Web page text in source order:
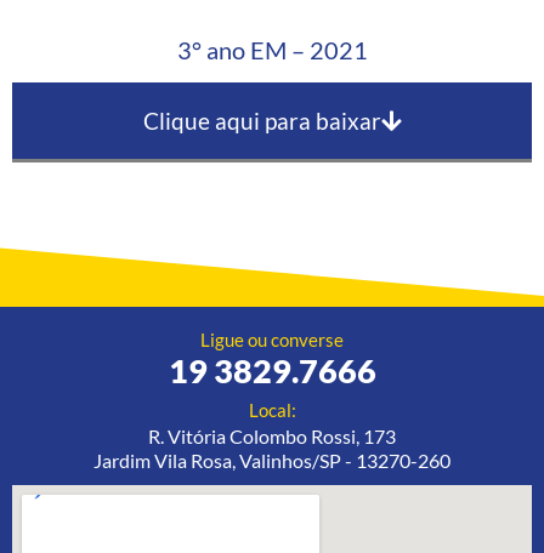
3° ano EM – 2021
Clique aqui para baixar
Ligue ou converse
19 3829.7666
Local:
R. Vitória Colombo Rossi, 173
Jardim Vila Rosa, Valinhos/SP - 13270-260